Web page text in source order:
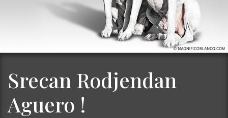
Srecan Rodjendan
Aguero !